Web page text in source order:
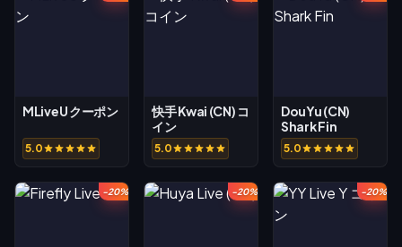
MLiveU クーポン
5.0
快手 Kwai (CN) コ
イン
5.0
DouYu (CN)
Shark Fin
5.0
-20% -20% -20%